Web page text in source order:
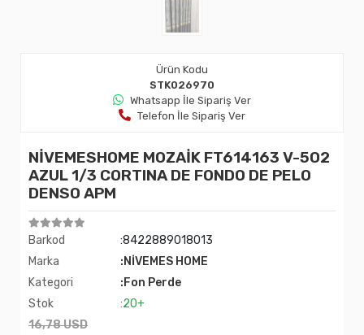
Ürün Kodu
STK026970
Whatsapp İle Sipariş Ver
Telefon İle Sipariş Ver
NİVEMESHOME MOZAİK FT614163 V-502
AZUL 1/3 CORTINA DE FONDO DE PELO
DENSO APM
Barkod
:8422889018013
Marka
:NİVEMES HOME
Kategori
:Fon Perde
Stok
:20+
16,78 USD